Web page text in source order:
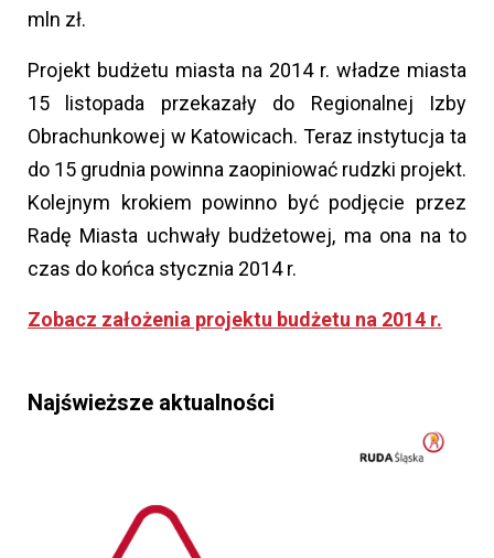
mln zł.
Projekt budżetu miasta na 2014 r. władze miasta
15 listopada przekazały do Regionalnej Izby
Obrachunkowej w Katowicach. Teraz instytucja ta
do 15 grudnia powinna zaopiniować rudzki projekt.
Kolejnym krokiem powinno być podjęcie przez
Radę Miasta uchwały budżetowej, ma ona na to
czas do końca stycznia 2014 r.
Zobacz założenia projektu budżetu na 2014 r.
Najświeższe aktualności